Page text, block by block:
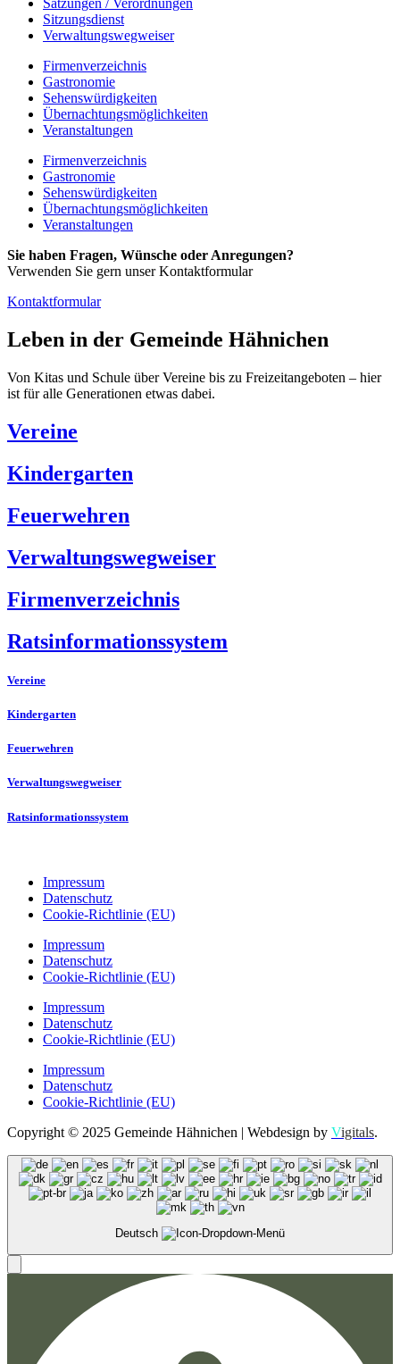
Satzungen / Verordnungen
Sitzungsdienst
Verwaltungswegweiser
Firmenverzeichnis
Gastronomie
Sehenswürdigkeiten
Übernachtungsmöglichkeiten
Veranstaltungen
Firmenverzeichnis
Gastronomie
Sehenswürdigkeiten
Übernachtungsmöglichkeiten
Veranstaltungen
Sie haben Fragen, Wünsche oder Anregungen?
Verwenden Sie gern unser Kontaktformular
Kontaktformular
Leben in der Gemeinde Hähnichen
Von Kitas und Schule über Vereine bis zu Freizeitangeboten – hier
ist für alle Generationen etwas dabei.
Vereine
Kindergarten
Feuerwehren
Verwaltungswegweiser
Firmenverzeichnis
Ratsinformationssystem
Vereine
Kindergarten
Feuerwehren
Verwaltungswegweiser
Ratsinformationssystem
Impressum
Datenschutz
Cookie-Richtlinie (EU)
Impressum
Datenschutz
Cookie-Richtlinie (EU)
Impressum
Datenschutz
Cookie-Richtlinie (EU)
Impressum
Datenschutz
Cookie-Richtlinie (EU)
Copyright © 2025 Gemeinde Hähnichen | Webdesign by Vigitals.
Deutsch